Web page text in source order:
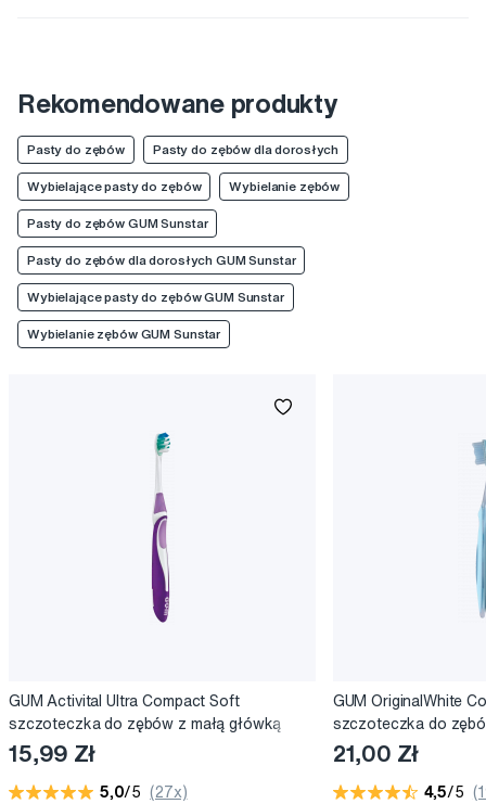
Rekomendowane produkty
Pasty do zębów Pasty do zębów dla dorosłych
Wybielające pasty do zębów Wybielanie zębów
Pasty do zębów GUM Sunstar
Pasty do zębów dla dorosłych GUM Sunstar
Wybielające pasty do zębów GUM Sunstar
Wybielanie zębów GUM Sunstar
GUM Activital Ultra Compact Soft
szczoteczka do zębów z małą główką
15,99 Zł
5,0/5 (27x)
GUM OriginalWhite
szczoteczka do
21,00 Zł
4,5/5